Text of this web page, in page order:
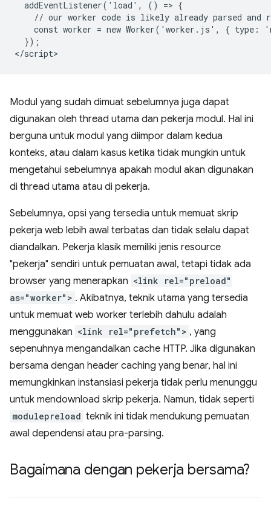
  addEventListener('load', () => {
// our worker code is likely already parsed and
const worker = new Worker('worker.js', { type:
  });
Modul yang sudah dimuat sebelumnya juga dapat
digunakan oleh thread utama dan pekerja modul. Hal ini
berguna untuk modul yang diimpor dalam kedua
konteks, atau dalam kasus ketika tidak mungkin untuk
mengetahui sebelumnya apakah modul akan digunakan
di thread utama atau di pekerja.
Sebelumnya, opsi yang tersedia untuk memuat skrip
pekerja web lebih awal terbatas dan tidak selalu dapat
diandalkan. Pekerja klasik memiliki jenis resource
"pekerja" sendiri untuk pemuatan awal, tetapi tidak ada
browser yang menerapkan <link rel="preload"
as="worker"> . Akibatnya, teknik utama yang tersedia
untuk memuat web worker terlebih dahulu adalah
menggunakan <link rel="prefetch"> , yang
sepenuhnya mengandalkan cache HTTP. Jika digunakan
bersama dengan header caching yang benar, hal ini
memungkinkan instansiasi pekerja tidak perlu menunggu
untuk mendownload skrip pekerja. Namun, tidak seperti
modulepreload teknik ini tidak mendukung pemuatan
awal dependensi atau pra-parsing.
Bagaimana dengan pekerja bersama?